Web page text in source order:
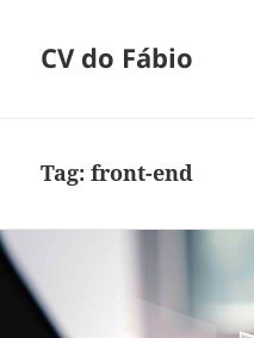
CV do Fábio
Tag:front-end